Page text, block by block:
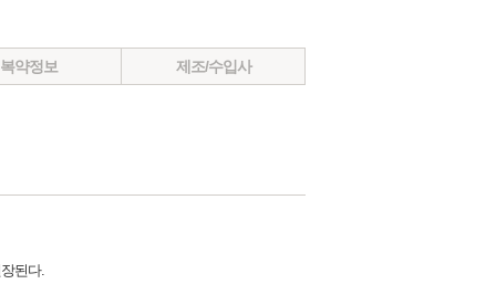
복약정보 제조/수입사
된다.